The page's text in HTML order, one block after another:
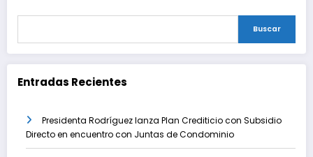
Buscar
Entradas Recientes
Presidenta Rodríguez lanza Plan Crediticio con Subsidio
Directo en encuentro con Juntas de Condominio